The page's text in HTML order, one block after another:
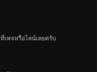
พจหรือไลน์เลยครับ